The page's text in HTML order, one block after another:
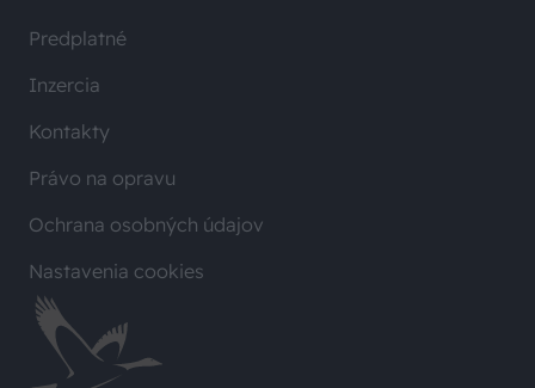
Predplatné
Inzercia
Kontakty
Právo na opravu
Ochrana osobných údajov
Nastavenia cookies